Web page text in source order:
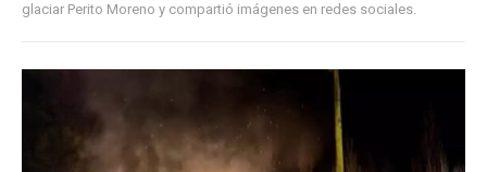
glaciar Perito Moreno y compartió imágenes en redes sociales.